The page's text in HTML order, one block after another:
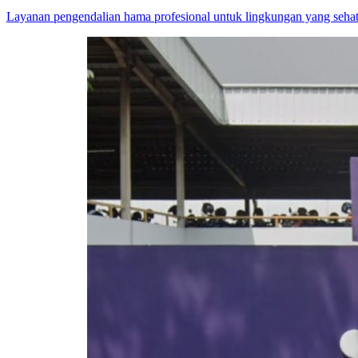
Layanan pengendalian hama profesional untuk lingkungan yang